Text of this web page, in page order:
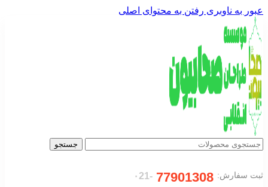
عبور به ناوبری رفتن به محتوای اصلی
جستجو
ثبت سفارش: 77901308 -۰21